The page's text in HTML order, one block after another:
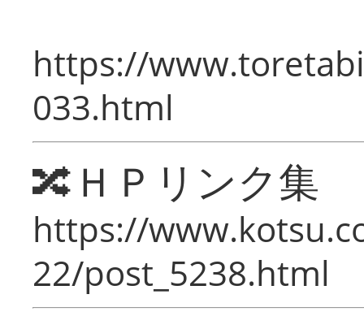
https://
033.html
🔀ＨＰリンク集
https://
22/post_5238.html